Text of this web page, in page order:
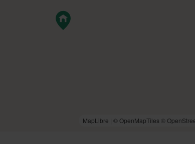
MapLibre | © OpenMapTiles ©